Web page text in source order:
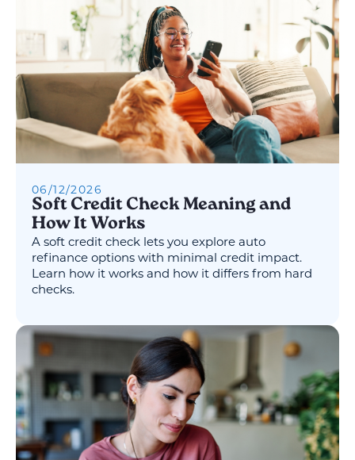
06/12/2026
Soft Credit Check Meaning and
How It Works
A soft credit check lets you explore auto
refinance options with minimal credit impact.
Learn how it works and how it differs from hard
checks.